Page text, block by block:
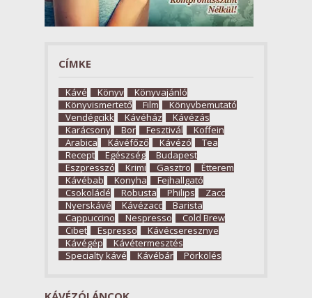
CÍMKE
Kávé Könyv
Könyvajánló
Könyvismertető
Film
Könyvbemutató
Vendégcikk
Kávéház
Kávézás
Karácsony
Bor Fesztivál
Koffein
Arabica
Kávéfőző Kávézó
Tea
Recept
Egészség
Budapest
Eszpresszó
Krimi Gasztro
Étterem
Kávébab
Konyha
Fejhallgató
Csokoládé
Robusta Philips
Zacc
Nyerskávé
Kávézacc
Barista
Cappuccino
Nespresso
Cold Brew
Cibet
Espresso
Kávécseresznye
Kávégép
Kávétermesztés
Specialty kávé
Kávébár Pörkölés